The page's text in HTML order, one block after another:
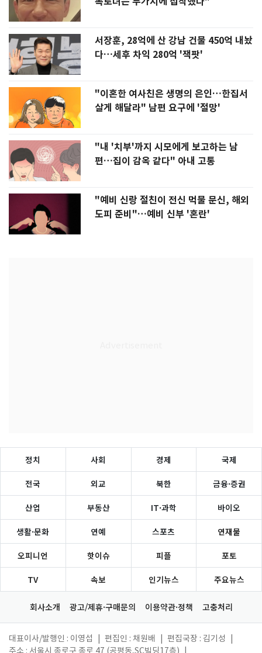
서장훈, 28억에 산 강남 건물 450억 내놨
다…세후 차익 280억 '잭팟'
"이혼한 여사친은 생명의 은인…한집서
살게 해달라" 남편 요구에 '절망'
"내 '치부'까지 시모에게 보고하는 남
편…집이 감옥 같다" 아내 고통
"예비 신랑 절친이 전신 먹물 문신, 해외
도피 준비"…예비 신부 '혼란'
정치 사회 경제 국제
전국 외교 북한 금융·증권
산업 부동산 IT·과학 바이오
생활·문화 연예 스포츠 연재물
오피니언 핫이슈 피플 포토
TV 속보 인기뉴스 주요뉴스
회사소개 광고/제휴·구매문의 이용약관·정책 고충처리
대표이사/발행인 : 이영섭 편집인 : 채원배 편집국장 : 김기성
주소 : 서울시 종로구 종로 47 (공평동,SC빌딩17층)